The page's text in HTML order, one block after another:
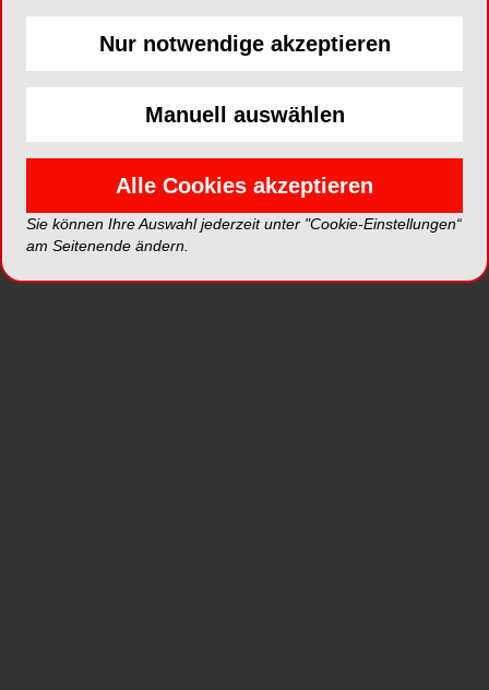
Website: http://www.joca-dental.de
Humble Zahnputztabletten sind eine bequeme
und nachhaltige Alternative zu herkömmlicher
Zahnpasta für ein plastikfreies, „zero waste“
Zähneputzen. Sie enthalten weder Farbstoffe
noch Konservierungsmittel oder Schaumbildner
Nur notwendige akzeptieren
Manuell auswählen
Alle Cookies akzeptieren
Sie können Ihre Auswahl jederzeit unter "Cookie-Einstellungen“
am Seitenende ändern.